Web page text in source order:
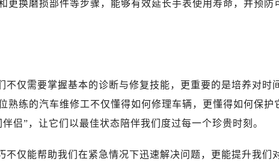
更换磨损部件等步骤，能够有效延长手表使用寿命，并预防
不仅需要掌握基本的诊断与修复技能，更重要的是培养对时
熟练的汽车维修工不仅懂得如何修理车辆，更懂得如何保护
侣”，让它们以最佳状态陪伴我们度过每一个珍贵时刻。
不仅能帮助我们在紧急情况下迅速解决问题，更能提升我们